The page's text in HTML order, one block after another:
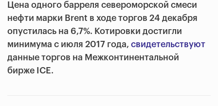
Цена одного барреля североморской смеси
нефти марки Brent в ходе торгов 24 декабря
опустилась на 6,7%. Котировки достигли
минимума с июля 2017 года, свидетельствуют
данные торгов на Межконтинентальной
бирже ICE.